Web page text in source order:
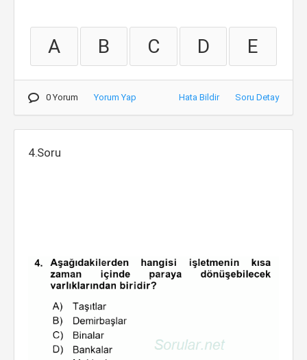
A B C D E
0 Yorum Yorum Yap Hata Bildir Soru Detay
4.Soru